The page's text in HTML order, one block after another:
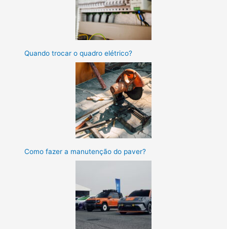
Quando trocar o quadro elétrico?
Como fazer a manutenção do paver?